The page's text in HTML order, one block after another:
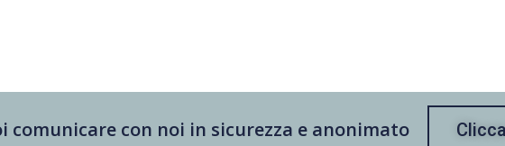
comunicare con noi in sicurezza e anonimato